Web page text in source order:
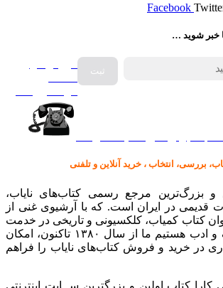
Facebook
خبر شوید …
فروش انواع
بررسی، انتخاب ، خرید آنلاین و تلفنی
و بزرگ‌ترین مرجع رسمی کتاب‌های نایاب،
قدیمی در ایران است. که با آرشیوی غنی از
کتاب کمیاب، کلکسیونی و تاریخی در خدمت
دوست‌داران فرهنگ و ادب هستیم ما از سال ۱۳۸۰ تاکنون، امکان
در خرید و فروش کتاب‌های نایاب را فراهم
کارا کتاب اولین و بزرگترین ســایت اینترنتی